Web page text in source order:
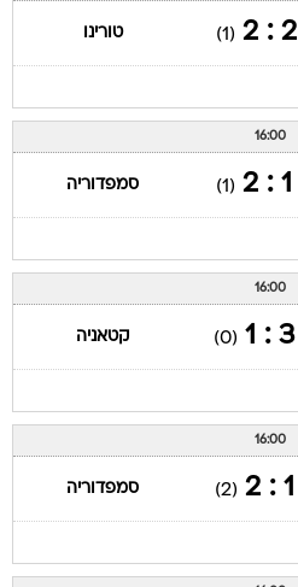
2 : 2
(1) טורינו
16:00
1 : 2
(1) סמפדוריה
16:00
3 : 1
(0) קטאניה
16:00
1 : 2
(2) סמפדוריה